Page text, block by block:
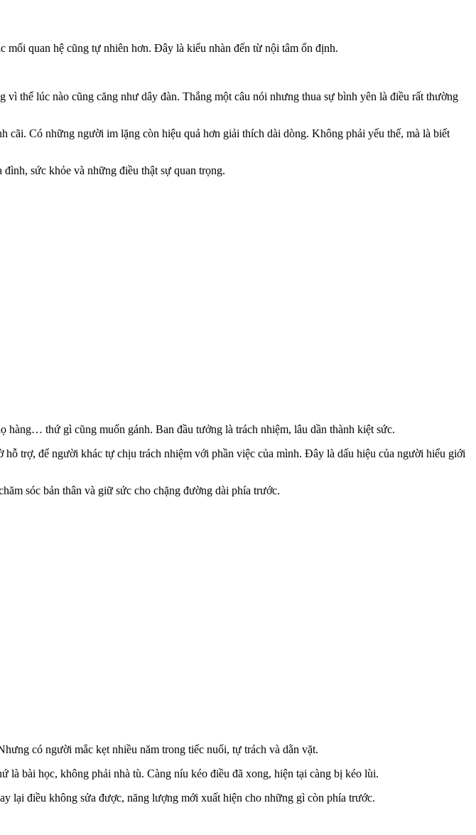
mối quan hệ cũng tự nhiên hơn. Đây là kiểu nhàn đến từ nội tâm ổn định.
thế lúc nào cũng căng như dây đàn. Thắng một câu nói nhưng thua sự bình yên là điều rất thường
Có những người im lặng còn hiệu quả hơn giải thích dài dòng. Không phải yếu thế, mà là biết
sức khỏe và những điều thật sự quan trọng.
thứ gì cũng muốn gánh. Ban đầu tưởng là trách nhiệm, lâu dần thành kiệt sức.
trợ, để người khác tự chịu trách nhiệm với phần việc của mình. Đây là dấu hiệu của người hiểu giới
sóc bản thân và giữ sức cho chặng đường dài phía trước.
có người mắc kẹt nhiều năm trong tiếc nuối, tự trách và dằn vặt.
bài học, không phải nhà tù. Càng níu kéo điều đã xong, hiện tại càng bị kéo lùi.
lại điều không sửa được, năng lượng mới xuất hiện cho những gì còn phía trước.